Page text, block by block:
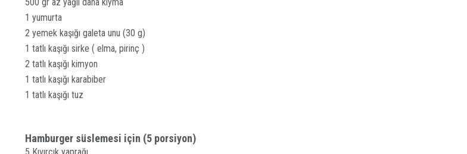
1 yumurta
2 yemek kaşığı galeta unu (30 g)
1 tatlı kaşığı sirke ( elma, pirinç )
2 tatlı kaşığı kimyon
1 tatlı kaşığı karabiber
1 tatlı kaşığı tuz
Hamburger süslemesi için (5 porsiyon)